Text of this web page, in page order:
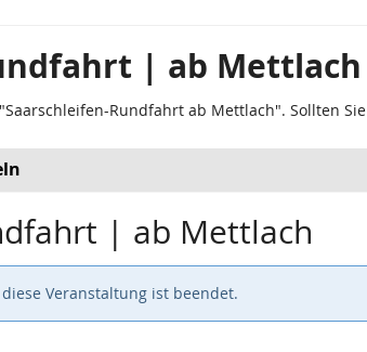
| ab Mettlach
Rundfahrt ab Mettlach". Sollten
| ab Mettlach
Veranstaltung ist beendet.